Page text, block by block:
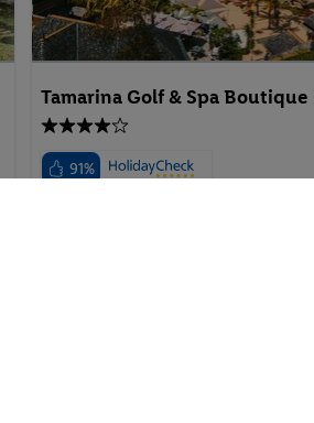
Tamarina Golf & Spa
91%